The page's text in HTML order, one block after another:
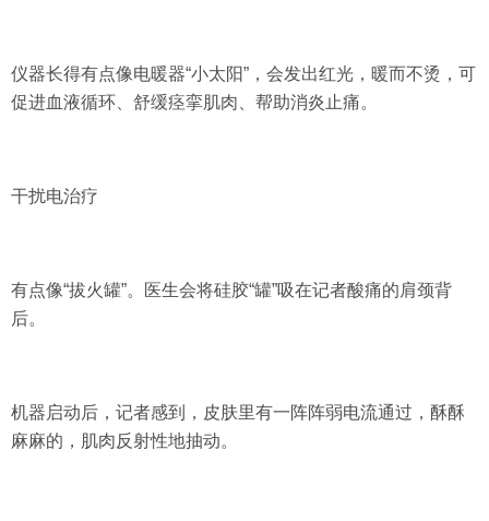
仪器长得有点像电暖器“小太阳”，会发出红光，暖而不烫，可
促进血液循环、舒缓痉挛肌肉、帮助消炎止痛。
干扰电治疗
有点像“拔火罐”。医生会将硅胶“罐”吸在记者酸痛的肩颈背
后。
机器启动后，记者感到，皮肤里有一阵阵弱电流通过，酥酥
麻麻的，肌肉反射性地抽动。